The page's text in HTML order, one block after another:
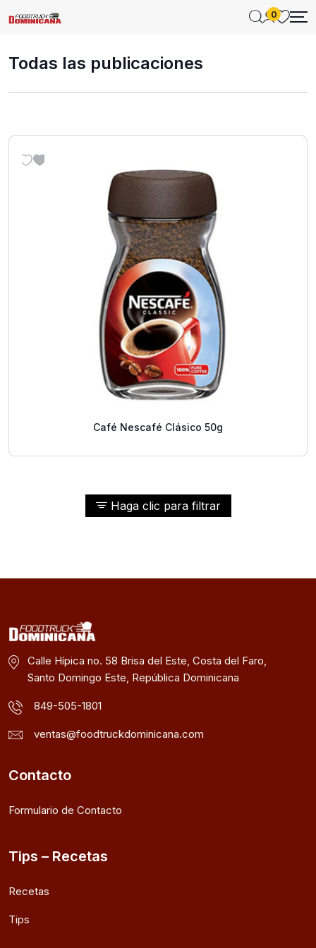
0
Todas las publicaciones
Haga clic para filtrar
Café Nescafé Clásico 50g
Calle Hípica no. 58 Brisa del Este, Costa del Faro,
Santo Domingo Este, República Dominicana
849-505-1801
ventas@foodtruckdominicana.com
Contacto
Formulario de Contacto
Tips – Recetas
Recetas
Tips